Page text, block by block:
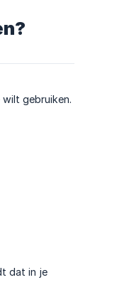
gebruiken.
dat in je